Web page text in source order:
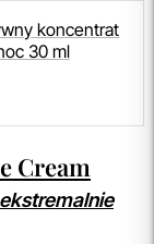
koncentrat
30 ml
Cream